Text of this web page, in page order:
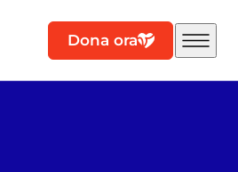
Dona ora